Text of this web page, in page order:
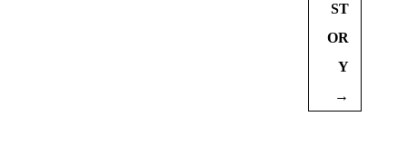
ST
OR
Y
→